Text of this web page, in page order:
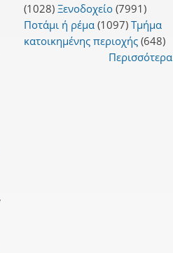
,
(1028) Ξενοδοχείο(7991)
Ποτάμι ή ρέμα(1097) Τμήμα
κατοικημένης περιοχής(648)
Περισσότερα